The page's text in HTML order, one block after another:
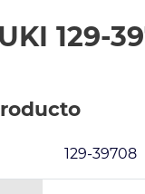
129-
129-39708